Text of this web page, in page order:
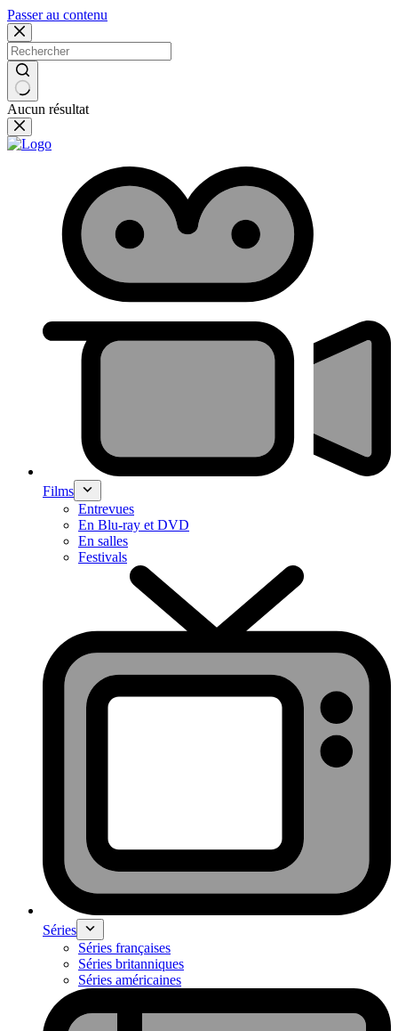
Passer au contenu
Aucun résultat
Films
Entrevues
En Blu-ray et DVD
En salles
Festivals
Séries
Séries françaises
Séries britanniques
Séries américaines